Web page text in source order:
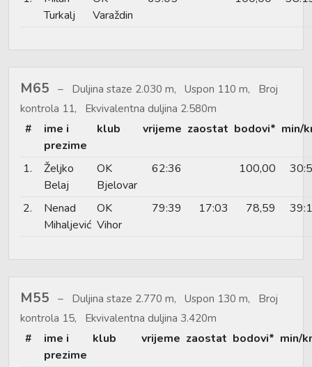
Turkalj
Varaždin
M65
Duljina staze 2.030 m, Uspon 110 m, Broj
kontrola 11, Ekvivalentna duljina 2.580m
#
ime i
prezime
klub vrijeme zaostat bodovi* min/
1.
Željko
Belaj
OK
Bjelovar
62:36 100,00
2.
Nenad
Mihaljević
OK
Vihor
79:39 17:03 78,59
M55
Duljina staze 2.770 m, Uspon 130 m, Broj
kontrola 15, Ekvivalentna duljina 3.420m
#
ime i
prezime
klub vrijeme zaostat bodovi* min/